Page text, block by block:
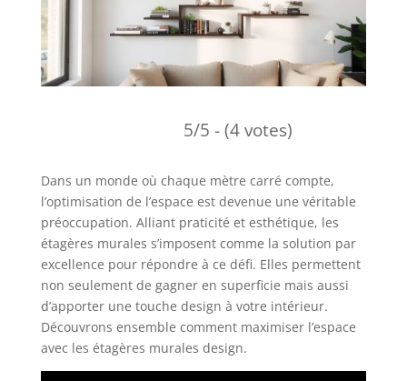
5/5 - (4 votes)
Dans un monde où chaque mètre carré compte,
l’optimisation de l’espace est devenue une véritable
préoccupation. Alliant praticité et esthétique, les
étagères murales s’imposent comme la solution par
excellence pour répondre à ce défi. Elles permettent
non seulement de gagner en superficie mais aussi
d’apporter une touche design à votre intérieur.
Découvrons ensemble comment maximiser l’espace
avec les étagères murales design.